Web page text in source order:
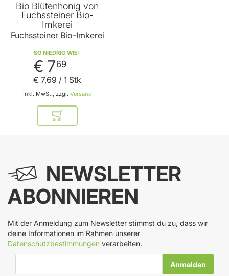
Bio Blütenhonig von
Fuchssteiner Bio-
Imkerei
Fuchssteiner Bio-Imkerei
SO NIEDRIG WIE
€ 769
Inkl. MwSt., zzgl. Versand
€ 7,69 / 1 Stk
In den Warenkorb
NEWSLETTER
ABONNIEREN
Mit der Anmeldung zum Newsletter stimmst du zu, dass wir
deine Informationen im Rahmen unserer
Datenschutzbestimmungen verarbeiten.